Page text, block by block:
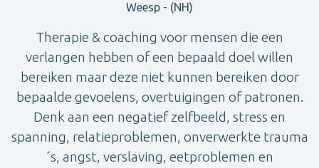
Weesp - (NH)
Therapie & coaching voor mensen die een
verlangen hebben of een bepaald doel willen
bereiken maar deze niet kunnen bereiken door
bepaalde gevoelens, overtuigingen of patronen.
Denk aan een negatief zelfbeeld, stress en
spanning, relatieproblemen, onverwerkte trauma
´s, angst, verslaving, eetproblemen en